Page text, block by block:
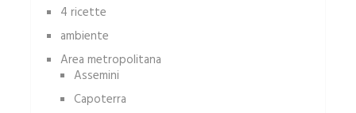
4 ricette
ambiente
Area metropolitana
Assemini
Capoterra